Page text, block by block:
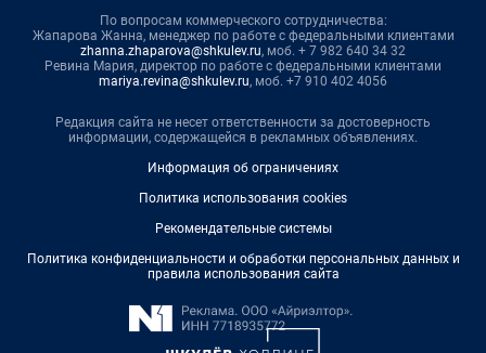
По вопросам коммерческого сотрудничества:
Жапарова Жанна, менеджер по работе с федеральными клиентами
zhanna.zhaparova@shkulev.ru, моб. + 7 982 640 34 32
Ревина Мария, директор по работе с федеральными клиентами
mariya.revina@shkulev.ru, моб. +7 910 402 4056
Редакция сайта не несет ответственности за достоверность
информации, содержащейся в рекламных объявлениях.
Информация об ограничениях
Политика использования cookies
Рекомендательные системы
Политика конфиденциальности и обработки персональных данных и
правила использования сайта